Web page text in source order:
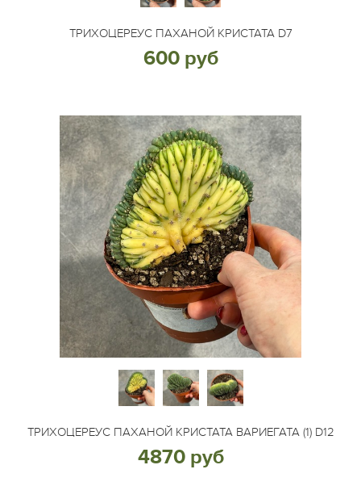
ТРИХОЦЕРЕУС ПАХАНОЙ КРИСТАТА D7
600 руб
ТРИХОЦЕРЕУС ПАХАНОЙ КРИСТАТА ВАРИЕГАТА (1) D12
4870 руб